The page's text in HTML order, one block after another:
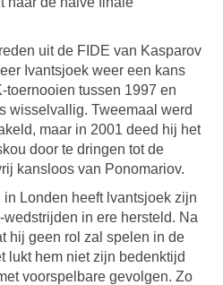
uit de FIDE van Kasparov
Ivantsjoek weer een kans
toernooien tussen 1997 en
wisselvallig. Tweemaal werd
maar in 2001 deed hij het
door te dringen tot de
kansloos van Ponomariov.
in Londen heeft lvantsjoek zijn
in ere hersteld. Na
hij geen rol zal spelen in de
lukt hem niet zijn bedenktijd
voorspelbare gevolgen. Zo